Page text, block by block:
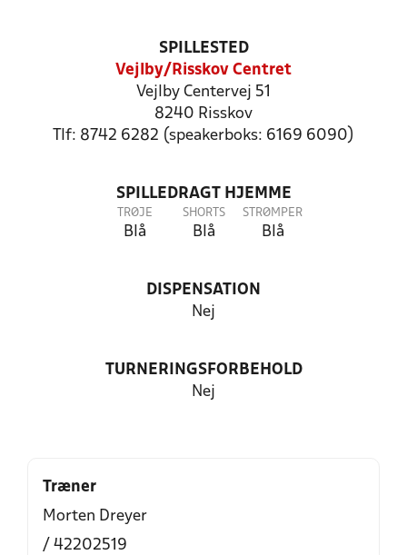
SPILLESTED
Vejlby/Risskov Centret
Vejlby Centervej 51
8240 Risskov
Tlf: 8742 6282 (speakerboks: 6169 6090)
SPILLEDRAGT HJEMME
TRØJE
Blå
SHORTS
Blå
STRØMPER
Blå
DISPENSATION
Nej
TURNERINGSFORBEHOLD
Nej
Træner
Morten Dreyer
/ 42202519